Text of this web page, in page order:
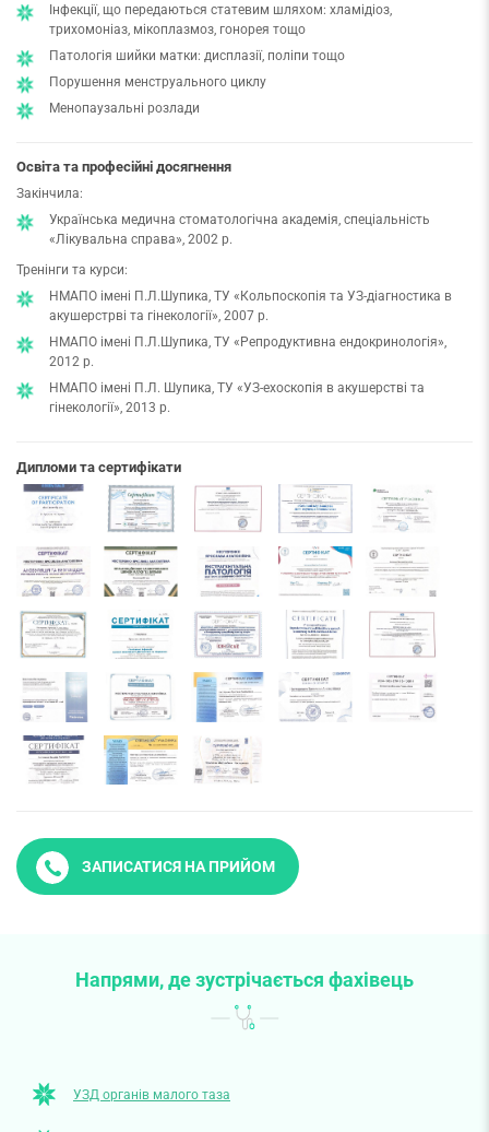
Інфекції, що передаються статевим шляхом: хламідіоз,
трихомоніаз, мікоплазмоз, гонорея тощо
Патологія шийки матки: дисплазії, поліпи тощо
Порушення менструального циклу
Менопаузальні розлади
Освіта та професійні досягнення
Закінчила:
Українська медична стоматологічна академія, спеціальність
«Лікувальна справа», 2002 р.
Тренінги та курси:
НМАПО імені П.Л.Шупика, ТУ «Кольпоскопія та УЗ-діагностика в
акушерстрві та гінекології», 2007 р.
НМАПО імені П.Л.Шупика, ТУ «Репродуктивна ендокринологія»,
2012 р.
НМАПО імені П.Л. Шупика, ТУ «УЗ-ехоскопія в акушерстві та
гінекології», 2013 р.
Дипломи та сертифікати
ЗАПИСАТИСЯ НА ПРИЙОМ
Напрями, де зустрічається фахівець
УЗД органів малого таза